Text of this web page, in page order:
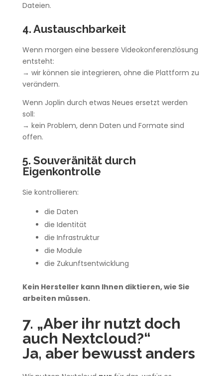
Dateien.
4. Austauschbarkeit
Wenn morgen eine bessere Videokonferenzlösung
entsteht:
→ wir können sie integrieren, ohne die Plattform zu
verändern.
Wenn Joplin durch etwas Neues ersetzt werden
soll:
→ kein Problem, denn Daten und Formate sind
offen.
5. Souveränität durch
Eigenkontrolle
Sie kontrollieren:
die Daten
die Identität
die Infrastruktur
die Module
die Zukunftsentwicklung
Kein Hersteller kann Ihnen diktieren, wie Sie
arbeiten müssen.
7. „Aber ihr nutzt doch
auch Nextcloud?“
Ja, aber bewusst anders